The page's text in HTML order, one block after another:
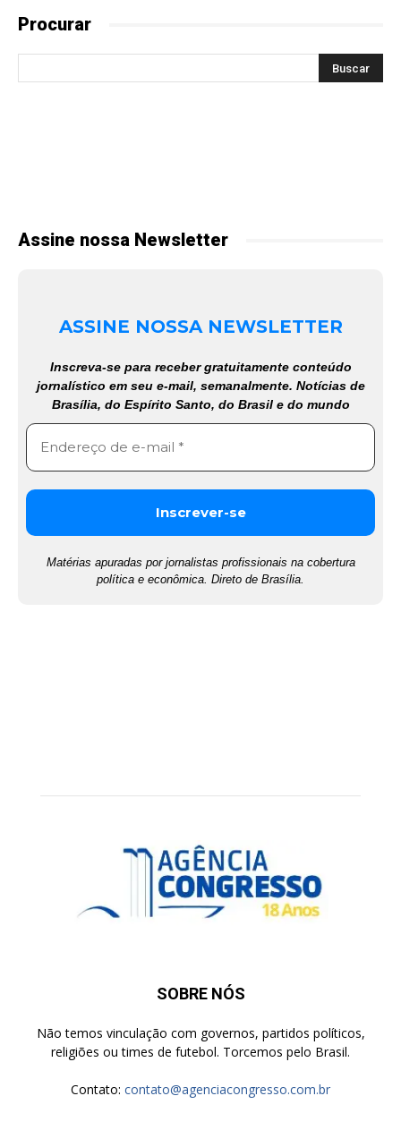
Procurar
Assine nossa Newsletter
ASSINE NOSSA NEWSLETTER
Inscreva-se para receber gratuitamente conteúdo
jornalístico em seu e-mail, semanalmente. Notícias de
Brasília, do Espírito Santo, do Brasil e do mundo
Matérias apuradas por jornalistas profissionais na cobertura
política e econômica. Direto de Brasília.
SOBRE NÓS
Não temos vinculação com governos, partidos políticos,
religiões ou times de futebol. Torcemos pelo Brasil.
Contato: contato@agenciacongresso.com.br